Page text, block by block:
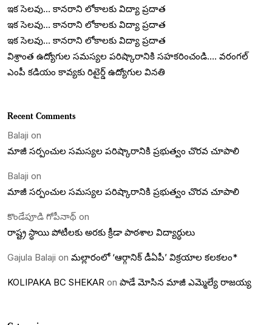
ఇక సెలవు… కానరాని లోకాలకు విద్యా ప్రదాత
ఇక సెలవు… కానరాని లోకాలకు విద్యా ప్రదాత
ఇక సెలవు… కానరాని లోకాలకు విద్యా ప్రదాత
విశ్రాంత ఉద్యోగుల సమస్యల పరిష్కారానికి సహకరించండి…. వరంగల్
ఎంపీ కడియం కావ్యకు రిటైర్డ్ ఉద్యోగుల వినతి
Recent Comments
Balaji on
మాజీ సర్పంచుల సమస్యల పరిష్కారానికి ప్రభుత్వం చొరవ చూపాలి
Balaji on
మాజీ సర్పంచుల సమస్యల పరిష్కారానికి ప్రభుత్వం చొరవ చూపాలి
కొండేపూడి గోపీనాథ్ on
రాష్ట్ర స్ధాయి పోటీలకు అరకు క్రీడా పాఠశాల విద్యార్ధులు
Gajula Balaji on మల్లారంలో ‘ఆర్గానిక్ డీఏపీ’ విక్రయాల కలకలం*
KOLIPAKA BC SHEKAR on పాడే మోసిన మాజీ ఎమ్మెల్యే రాజయ్య